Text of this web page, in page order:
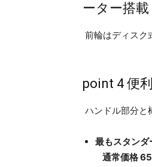
ーター搭載
前輪はディスク
point 4 便
ハンドル部分と
最もスタン
通常価格